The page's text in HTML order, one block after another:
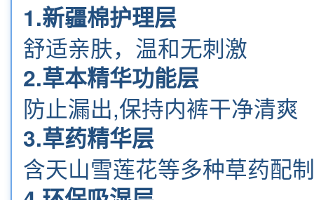
1.新疆棉护理层
舒适亲肤，温和无刺激
2.草本精华功能层
防止漏出,保持内裤干净清爽
3.草药精华层
含天山雪莲花等多种草药配制